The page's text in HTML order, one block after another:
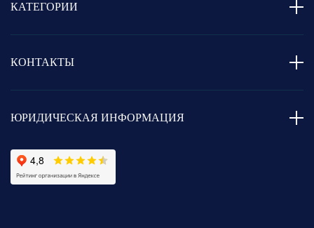
КОНТАКТЫ
КАТЕГОРИИ
ЮРИДИЧЕСКАЯ ИНФОРМАЦИЯ